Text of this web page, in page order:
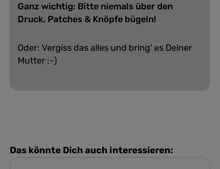
Ganz wichtig: Bitte niemals über den
Druck, Patches & Knöpfe bügeln!
Oder: Vergiss das alles und bring' es Deiner
Mutter ;-)
Das könnte Dich auch interessieren: